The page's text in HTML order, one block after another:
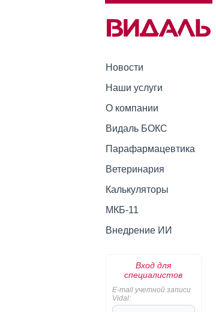
Новости
Наши услуги
О компании
Видаль БОКС
Парафармацевтика
Ветеринария
Калькуляторы
МКБ-11
Внедрение ИИ
Вход для
специалистов
E-mail учетной записи
Vidal: